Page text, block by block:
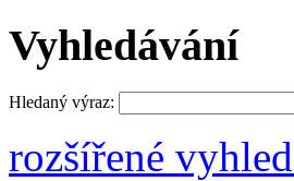
Vyhledávání
Hledaný výraz:
rozšířené